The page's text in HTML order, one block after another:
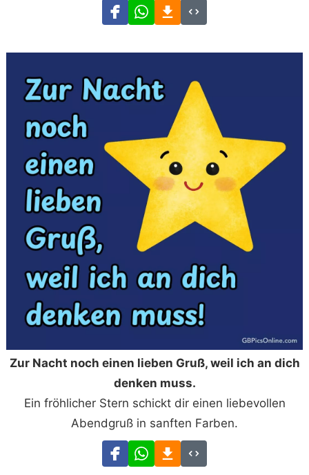
Zur Nacht noch einen lieben Gruß, weil ich an dich
denken muss.
Ein fröhlicher Stern schickt dir einen liebevollen
Abendgruß in sanften Farben.